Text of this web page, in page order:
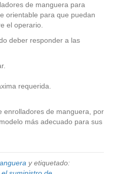
de manguera para
orientable para que puedan
el operario.
deber responder a las
requerida.
enrolladores de manguera, por
más adecuado para sus
y etiquetado: